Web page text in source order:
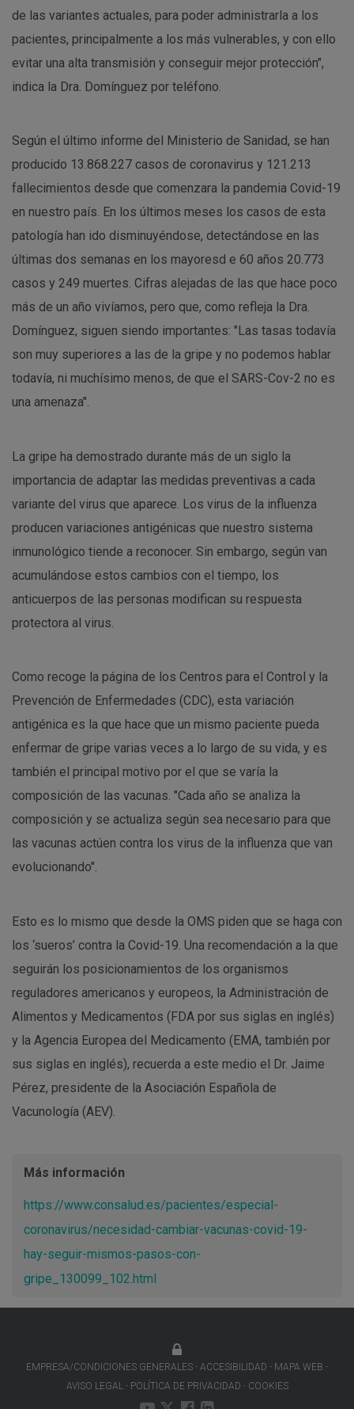
de las variantes actuales, para poder administrarla a los
pacientes, principalmente a los más vulnerables, y con ello
evitar una alta transmisión y conseguir mejor protección",
indica la Dra. Domínguez por teléfono.
Según el último informe del Ministerio de Sanidad, se han
producido 13.868.227 casos de coronavirus y 121.213
fallecimientos desde que comenzara la pandemia Covid-19
en nuestro país. En los últimos meses los casos de esta
patología han ido disminuyéndose, detectándose en las
últimas dos semanas en los mayoresd e 60 años 20.773
casos y 249 muertes. Cifras alejadas de las que hace poco
más de un año vivíamos, pero que, como refleja la Dra.
Domínguez, siguen siendo importantes: "Las tasas todavía
son muy superiores a las de la gripe y no podemos hablar
todavía, ni muchísimo menos, de que el SARS-Cov-2 no es
una amenaza".
La gripe ha demostrado durante más de un siglo la
importancia de adaptar las medidas preventivas a cada
variante del virus que aparece. Los virus de la influenza
producen variaciones antigénicas que nuestro sistema
inmunológico tiende a reconocer. Sin embargo, según van
acumulándose estos cambios con el tiempo, los
anticuerpos de las personas modifican su respuesta
protectora al virus.
Como recoge la página de los Centros para el Control y la
Prevención de Enfermedades (CDC), esta variación
antigénica es la que hace que un mismo paciente pueda
enfermar de gripe varias veces a lo largo de su vida, y es
también el principal motivo por el que se varía la
composición de las vacunas. "Cada año se analiza la
composición y se actualiza según sea necesario para que
las vacunas actúen contra los virus de la influenza que van
evolucionando".
Esto es lo mismo que desde la OMS piden que se haga con
los ‘sueros’ contra la Covid-19. Una recomendación a la que
seguirán los posicionamientos de los organismos
reguladores americanos y europeos, la Administración de
Alimentos y Medicamentos (FDA por sus siglas en inglés)
y la Agencia Europea del Medicamento (EMA, también por
sus siglas en inglés), recuerda a este medio el Dr. Jaime
Pérez, presidente de la Asociación Española de
Vacunología (AEV).
Más información
https://www.consalud.es/pacientes/especial-
coronavirus/necesidad-cambiar-vacunas-covid-19-
hay-seguir-mismos-pasos-con-
gripe_130099_102.html
EMPRESA/CONDICIONES GENERALES ACCESIBILIDAD
MAPA WEB
AVISO LEGAL
POLÍTICA DE PRIVACIDAD COOKIES